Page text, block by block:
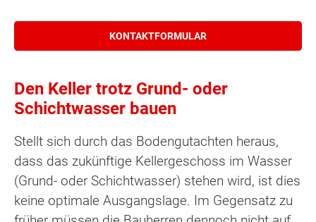
KONTAKTFORMULAR
Den Keller trotz Grund- oder
Schichtwasser bauen
Stellt sich durch das Bodengutachten heraus,
dass das zukünftige Kellergeschoss im Wasser
(Grund- oder Schichtwasser) stehen wird, ist dies
keine optimale Ausgangslage. Im Gegensatz zu